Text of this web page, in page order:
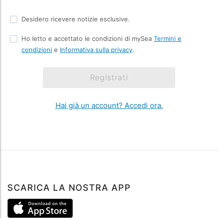
Desidero ricevere notizie esclusive.
Ho letto e accettato le condizioni di mySea Termini e
condizioni e Informativa sulla privacy.
Registrati
Hai già un account? Accedi ora.
SCARICA LA NOSTRA APP